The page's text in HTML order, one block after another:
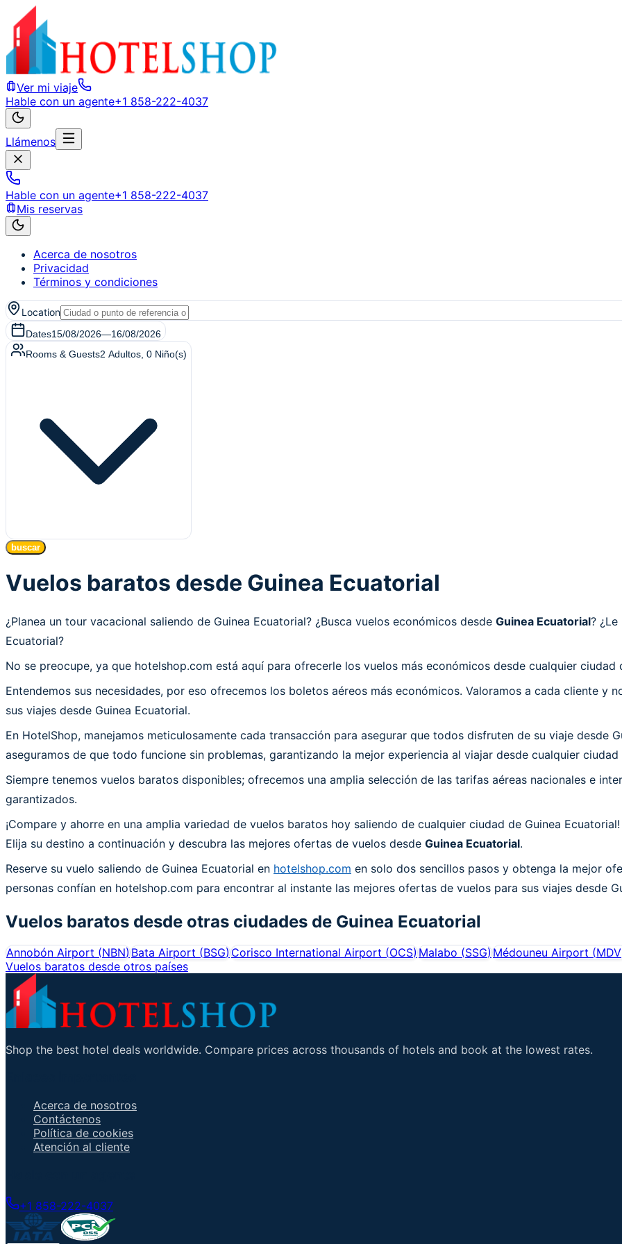
Ver mi viaje
Hable con un agente+1 858-222-4037
Llámenos
Hable con un agente+1 858-222-4037
Mis reservas
Acerca de nosotros
Privacidad
Términos y condiciones
Location
Dates15/08/2026—16/08/2026
Rooms & Guests2 Adultos 0 Niño(s)
buscar
Vuelos baratos desde Guinea Ecuatorial
¿Planea un tour vacacional saliendo de Guinea Ecuatorial? ¿Busca vuelos económicos desde Guinea Ecuatorial?
Ecuatorial?
No se preocupe, ya que hotelshop.com está aquí para ofrecerle los vuelos más económicos desde cualquier ciudad
Entendemos sus necesidades, por eso ofrecemos los boletos aéreos más económicos. Valoramos a cada cliente y
sus viajes desde Guinea Ecuatorial.
En HotelShop, manejamos meticulosamente cada transacción para asegurar que todos disfruten de su viaje desde
aseguramos de que todo funcione sin problemas, garantizando la mejor experiencia al viajar desde cualquier ciudad
Siempre tenemos vuelos baratos disponibles; ofrecemos una amplia selección de las tarifas aéreas nacionales e
garantizados.
¡Compare y ahorre en una amplia variedad de vuelos baratos hoy saliendo de cualquier ciudad de Guinea Ecuatorial!
Elija su destino a continuación y descubra las mejores ofertas de vuelos desde Guinea Ecuatorial.
Reserve su vuelo saliendo de Guinea Ecuatorial en hotelshop.com en solo dos sencillos pasos y obtenga la mejor
personas confían en hotelshop.com para encontrar al instante las mejores ofertas de vuelos para sus viajes desde
Vuelos baratos desde otras ciudades de Guinea Ecuatorial
Annobón Airport (NBN)Bata Airport (BSG)Corisco International Airport (OCS)Malabo (SSG)Médouneu Airport (MDV
Vuelos baratos desde otros países
Shop the best hotel deals worldwide. Compare prices across thousands of hotels and book at the lowest rates.
Acerca de nosotros
Contáctenos
Política de cookies
Atención al cliente
+1 858-222-4037